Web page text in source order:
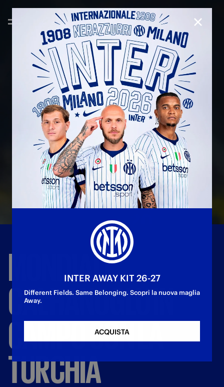
MONDIALI,
CALHANOGLUIN
CAMPOCONLA
TURCHIA
INTER AWAY KIT 26-27
Different Fields. Same Belonging. Scopri la nuova maglia
Away.
ACQUISTA